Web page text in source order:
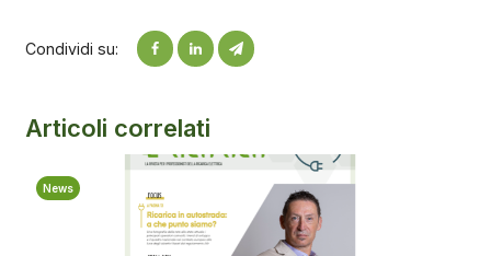
Condividi su:
Articoli correlati
News